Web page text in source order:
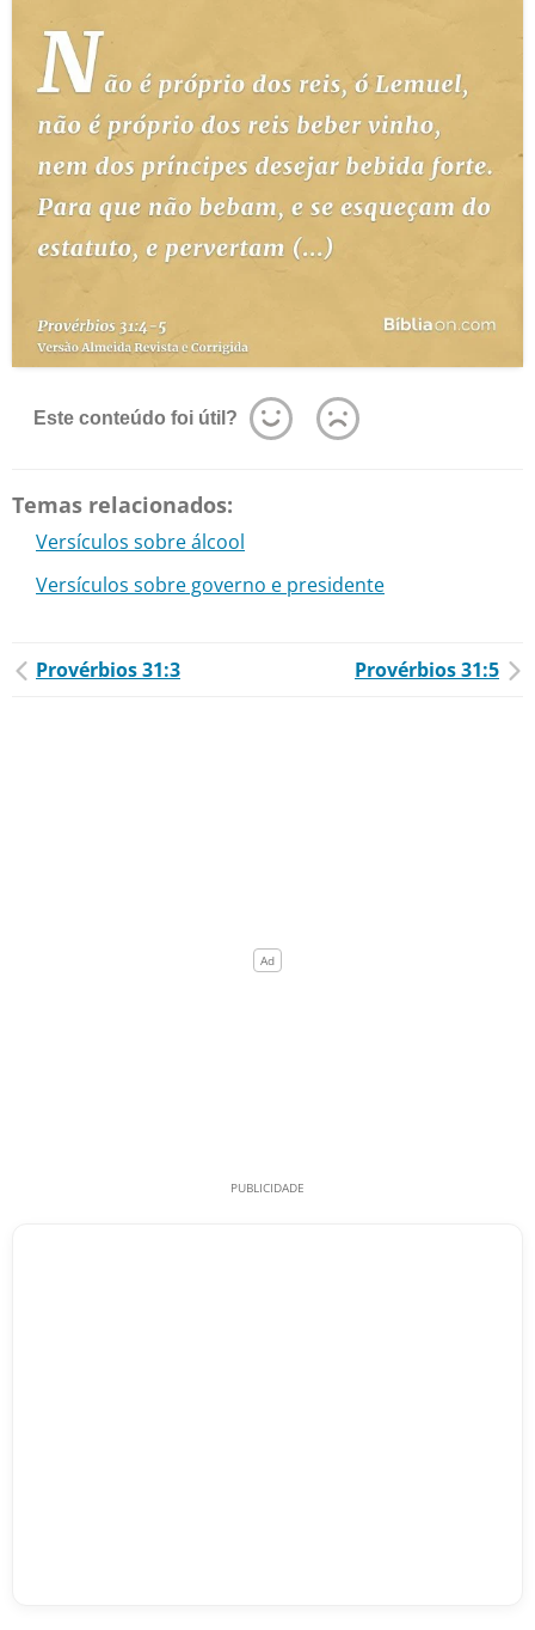
Este conteúdo foi útil?
Temas relacionados:
Versículos sobre álcool
Versículos sobre governo e presidente
Provérbios 31:3 Provérbios 31:5